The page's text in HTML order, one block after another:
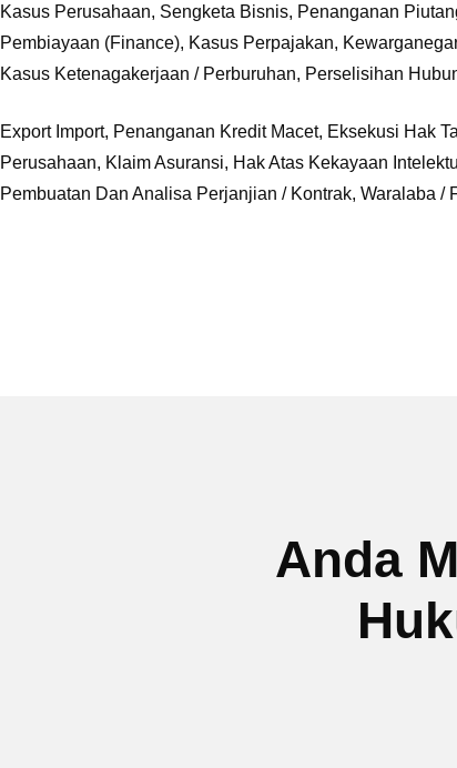
Kasus Perusahaan, Sengketa Bisnis, Penanganan
Pembiayaan (Finance), Kasus Perpajakan,
Kasus Ketenagakerjaan / Perburuhan, Perselisihan
Export Import, Penanganan Kredit Macet, Eksekusi Hak
Perusahaan, Klaim Asuransi, Hak Atas Kekayaan
Pembuatan Dan Analisa Perjanjian / Kontrak, Waralaba /
Anda